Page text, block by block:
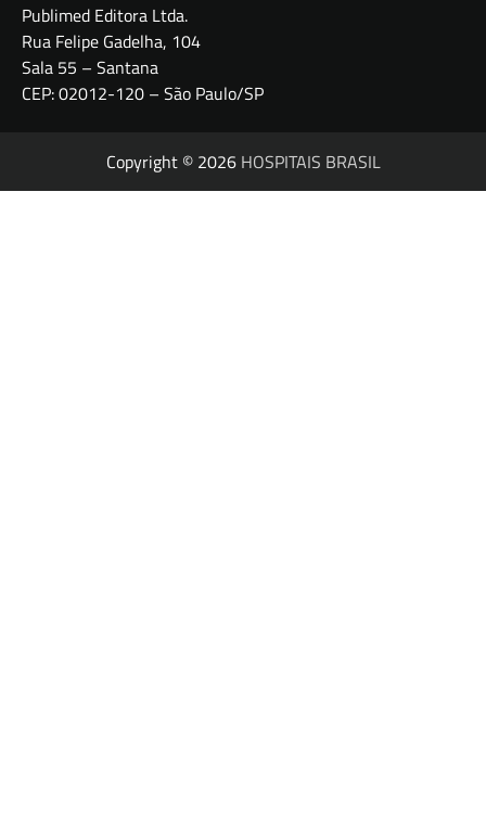
Publimed Editora Ltda.
Rua Felipe Gadelha, 104
Sala 55 – Santana
CEP: 02012-120 – São Paulo/SP
Copyright © 2026 HOSPITAIS BRASIL